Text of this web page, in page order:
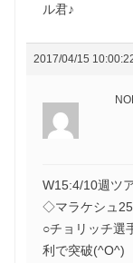
ル君♪
2017/04/15
W15:4/10週ツ
◇マラケシュ
○チョリッチ選
利で突破(^O^)